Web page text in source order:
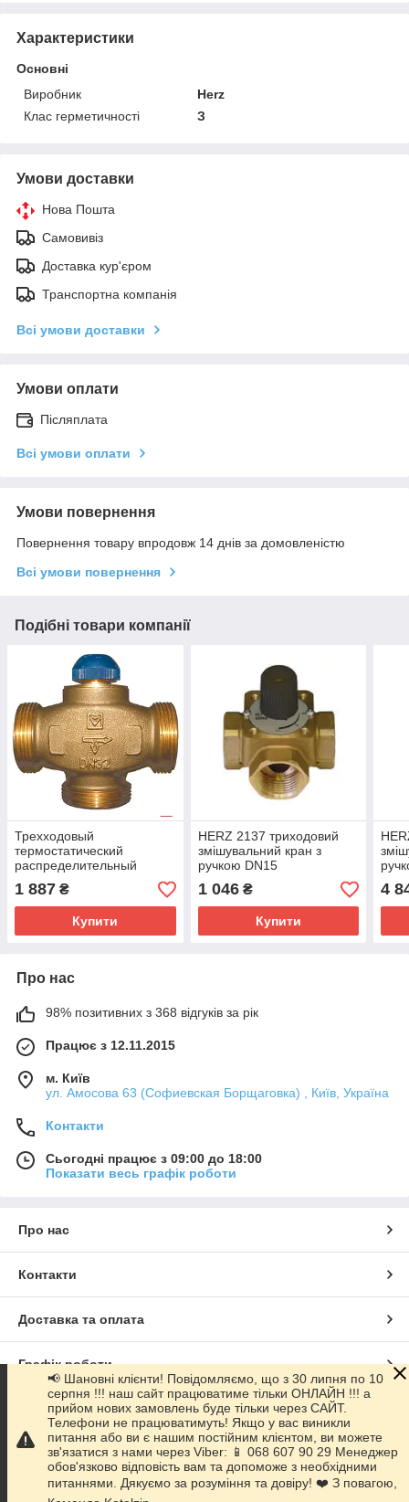
Характеристики
Основні
Виробник
Herz
Клас герметичності
З
Умови доставки
Нова Пошта
Самовивіз
Доставка кур'єром
Транспортна компанія
Всі умови доставки
Умови оплати
Післяплата
Всі умови оплати
Умови повернення
Повернення товару впродовж 14 днів за домовленістю
Всі умови повернення
Подібні товари компанії
Трехходовый
термостатический
распределительный
клапан HERZ CALIS-TS-
DN32 (1 1/4"), 6,44Kvs
1776141
1 887 ₴
Купити
HERZ 2137 триходовий
змішувальний кран з
ручкою DN15
1 046₴
Купити
4
Про нас
98% позитивних з 368 відгуків за рік
Працює з 12.11.2015
м. Київ
ул. Амосова 63 (Софиевская Борщаговка) , Київ, Україна
Контакти
Сьогодні працює з 09:00 до 18:00
Показати весь графік роботи
Про нас
Контакти
Доставка та оплата
Графік роботи
Повна версія сайту
Сайт створено на маркетплейсі Prom.ua
Політика конфіденційності
📢 Шановні клієнти! Повідомляємо, що з 30 липня по 10
серпня !!! наш сайт працюватиме тільки ОНЛАЙН !!! а
прийом нових замовлень буде тільки через САЙТ.
Телефони не працюватимуть! Якщо у вас виникли
питання або ви є нашим постійним клієнтом, ви можете
зв'язатися з нами через Viber: 📱 068 607 90 29 Менеджер
обов'язково відповість вам та допоможе з необхідними
питаннями. Дякуємо за розуміння та довіру! ❤️ З повагою,